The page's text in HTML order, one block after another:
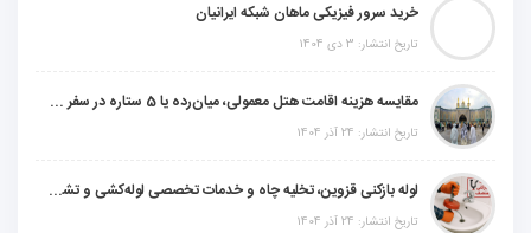
خرید سرور فیزیکی ماهان شبکه ایرانیان
تاریخ انتشار: 3 دی 1404
مقایسه هزینه اقامت هتل معمولی، میان‌رده یا 5 ستاره در سفر زیارتی عراق
تاریخ انتشار: 24 آذر 1404
لوله بازکنی قزوین، تخلیه چاه و خدمات تخصصی لوله‌کشی و تشخیص ترکیدگی
تاریخ انتشار: 24 آذر 1404